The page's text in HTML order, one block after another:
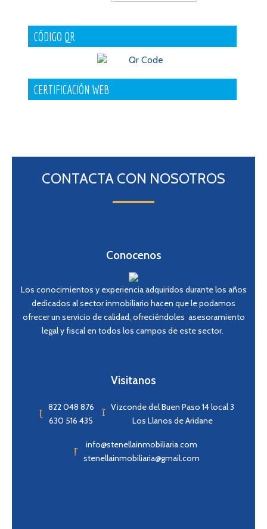
CÓDIGO QR
CERTIFICACIÓN WEB
CONTACTA CON NOSOTROS
Conocenos
Los conocimientos y experiencia adquiridos durante los años
dedicados al sector inmobiliario hacen que le podamos
ofrecer un servicio de calidad, ofreciéndoles asesoramiento
legal y fiscal en todos los campos de este sector.
Visitanos
822 048 876
630 516 435
Vizconde del Buen Paso 14 local 3
Los Llanos de Aridane
info@stenellainmobiliaria.com
stenellainmobiliaria@gmail.com